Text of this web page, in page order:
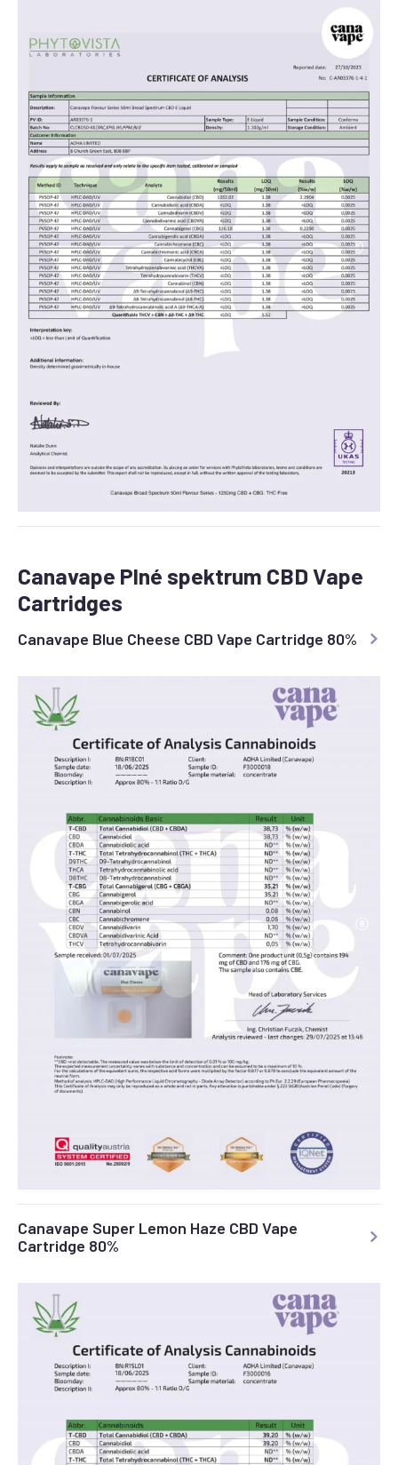
Canavape Plné spektrum CBD Vape
Cartridges
Canavape Blue Cheese CBD Vape Cartridge 80%
Canavape Super Lemon Haze CBD Vape
Cartridge 80%